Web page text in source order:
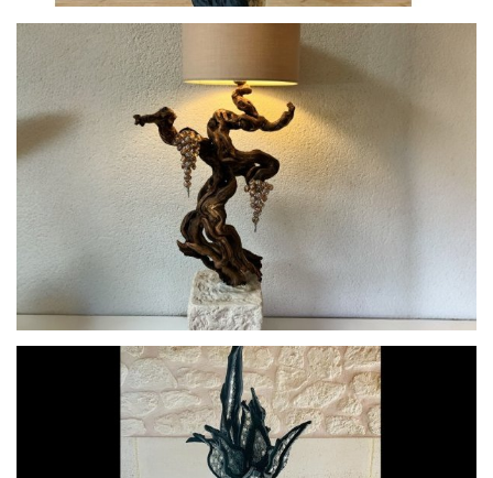
Renaissance